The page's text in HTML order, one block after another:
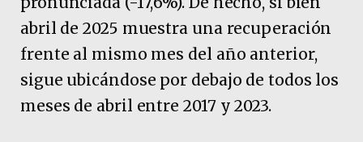
abril de 2025 muestra una recuperación
frente al mismo mes del año anterior,
sigue ubicándose por debajo de todos los
meses de abril entre 2017 y 2023.